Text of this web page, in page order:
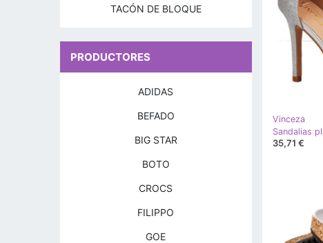
Vinceza
Sandalias
35,71 €
TACÓN DE BLOQUE
PRODUCTORES
ADIDAS
BEFADO
BIG STAR
BOTO
CROCS
FILIPPO
GOE